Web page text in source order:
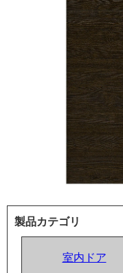
製品カテゴリ
室内ドア